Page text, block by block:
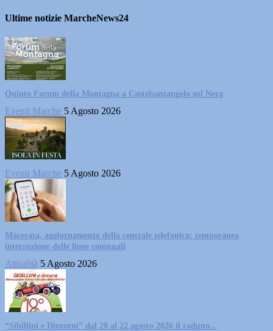
Ultime notizie MarcheNews24
Quinto Forum della Montagna a Castelsantangelo sul Nera
Eventi Marche 5 Agosto 2026
Eventi Marche 5 Agosto 2026
Macerata, aggiornamento della centrale telefonica: temporanea
interruzione delle linee comunali
Attualità 5 Agosto 2026
“Sibillini e Dintorni” dal 20 al 22 agosto 2026 il raduno...